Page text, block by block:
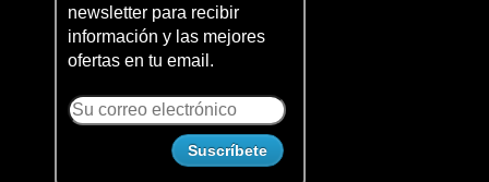
newsletter para recibir
información y las mejores
ofertas en tu email.